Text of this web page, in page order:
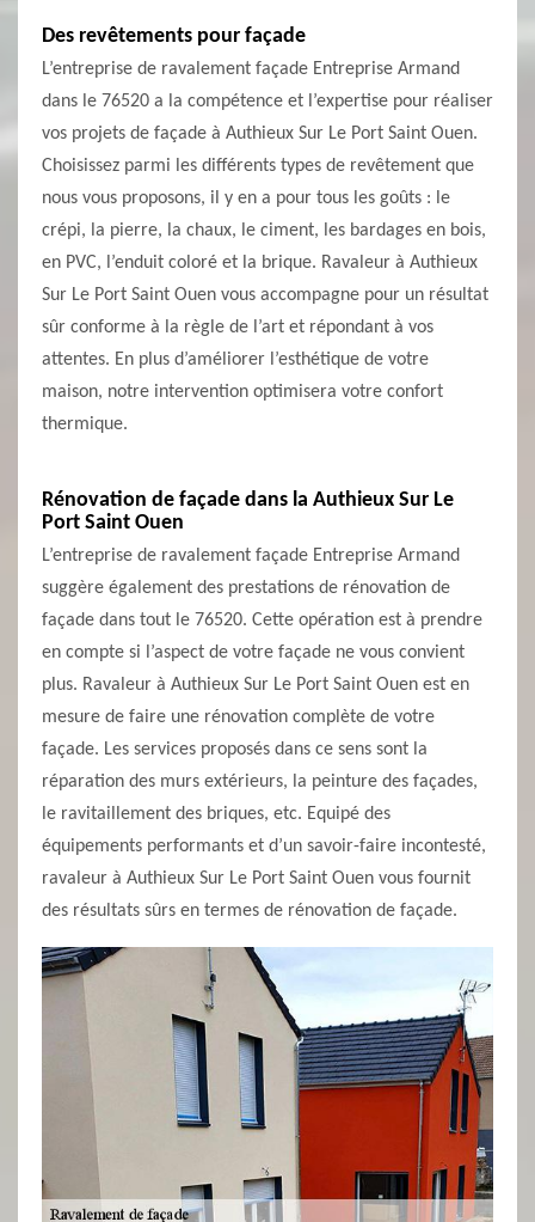
Des revêtements pour façade
L’entreprise de ravalement façade Entreprise Armand
dans le 76520 a la compétence et l’expertise pour réaliser
vos projets de façade à Authieux Sur Le Port Saint Ouen.
Choisissez parmi les différents types de revêtement que
nous vous proposons, il y en a pour tous les goûts : le
crépi, la pierre, la chaux, le ciment, les bardages en bois,
en PVC, l’enduit coloré et la brique. Ravaleur à Authieux
Sur Le Port Saint Ouen vous accompagne pour un résultat
sûr conforme à la règle de l’art et répondant à vos
attentes. En plus d’améliorer l’esthétique de votre
maison, notre intervention optimisera votre confort
thermique.
Rénovation de façade dans la Authieux Sur Le
Port Saint Ouen
L’entreprise de ravalement façade Entreprise Armand
suggère également des prestations de rénovation de
façade dans tout le 76520. Cette opération est à prendre
en compte si l’aspect de votre façade ne vous convient
plus. Ravaleur à Authieux Sur Le Port Saint Ouen est en
mesure de faire une rénovation complète de votre
façade. Les services proposés dans ce sens sont la
réparation des murs extérieurs, la peinture des façades,
le ravitaillement des briques, etc. Equipé des
équipements performants et d’un savoir-faire incontesté,
ravaleur à Authieux Sur Le Port Saint Ouen vous fournit
des résultats sûrs en termes de rénovation de façade.